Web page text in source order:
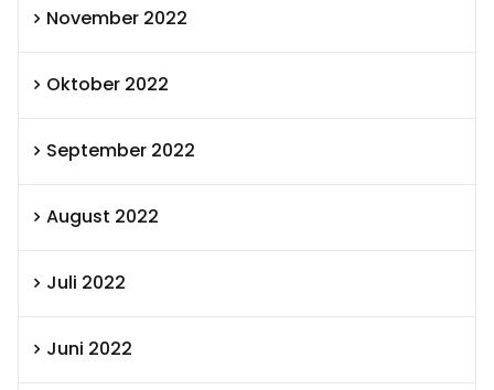
November 2022
Oktober 2022
September 2022
August 2022
Juli 2022
Juni 2022